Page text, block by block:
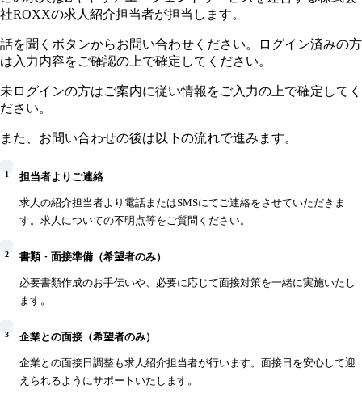
社ROXXの求人紹介担当者が担当します。
話を聞くボタンからお問い合わせください。ログイン済みの方
は入力内容をご確認の上で確定してください。
未ログインの方はご案内に従い情報をご入力の上で確定してく
ださい。
また、お問い合わせの後は以下の流れで進みます。
1 担当者よりご連絡
求人の紹介担当者より電話またはSMSにてご連絡をさせていただきま
す。求人についての不明点等をご質問ください。
2 書類・面接準備（希望者のみ）
必要書類作成のお手伝いや、必要に応じて面接対策を一緒に実施いたし
ます。
3 企業との面接（希望者のみ）
企業との面接日調整も求人紹介担当者が行います。面接日を安心して迎
えられるようにサポートいたします。